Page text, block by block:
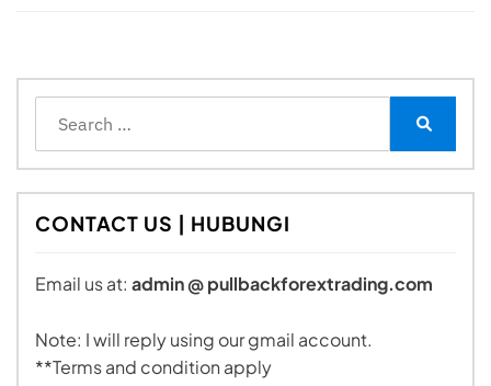
for:
CONTACT US | HUBUNGI
Email us at: admin @ pullbackforextrading.com
Note: I will reply using our gmail account.
**Terms and condition apply